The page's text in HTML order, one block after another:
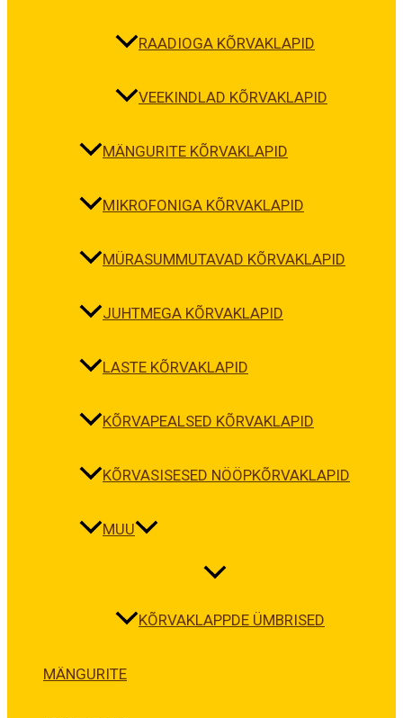
RAADIOGA KÕRVAKLAPID
VEEKINDLAD KÕRVAKLAPID
MÄNGURITE KÕRVAKLAPID
MIKROFONIGA KÕRVAKLAPID
MÜRASUMMUTAVAD KÕRVAKLAPID
JUHTMEGA KÕRVAKLAPID
LASTE KÕRVAKLAPID
KÕRVAPEALSED KÕRVAKLAPID
KÕRVASISESED NÖÖPKÕRVAKLAPID
MUU
KÕRVAKLAPPDE ÜMBRISED
MÄNGURITE